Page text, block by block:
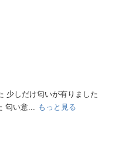
少しだけ匂いが有りました
匂い意...
もっと見る